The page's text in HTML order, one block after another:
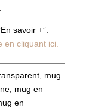
savoir +”.
cliquant ici.
mug
mug en
en